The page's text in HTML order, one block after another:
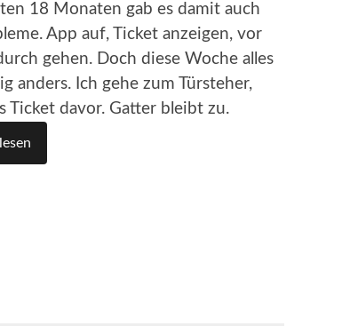
18 Monaten gab es damit auch
App auf, Ticket anzeigen, vor
gehen. Doch diese Woche alles
anders. Ich gehe zum Türsteher,
Ticket davor. Gatter bleibt zu.